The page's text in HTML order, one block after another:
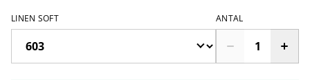
LINEN SOFT ANTAL